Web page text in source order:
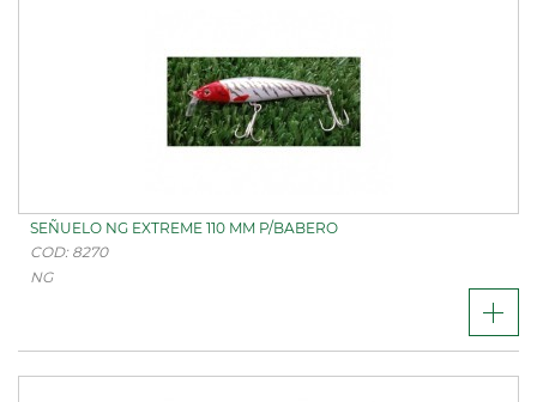
SEÑUELO NG EXTREME 110 MM P/BABERO
COD: 8270
NG